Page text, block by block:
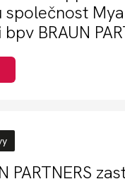
společnost
BRAUN
PARTNERS